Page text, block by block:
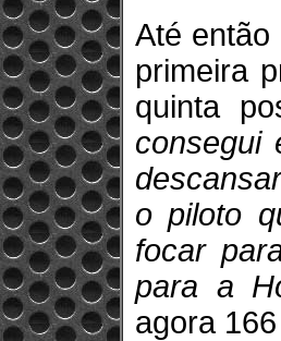
Até então
primeira
quinta
consegui
o piloto
focar
para a
agora